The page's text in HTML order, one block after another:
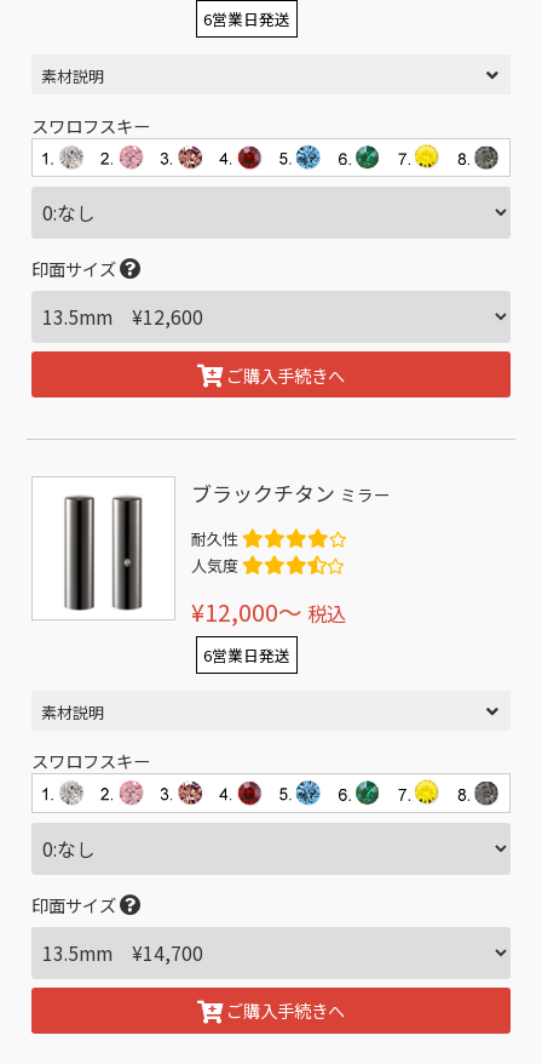
6営業日発送
素材説明
スワロフスキー
印面サイズ
ご購入手続きへ
ブラックチタン ミラー
耐久性
人気度
¥12,000〜 税込
6営業日発送
素材説明
スワロフスキー
印面サイズ
ご購入手続きへ